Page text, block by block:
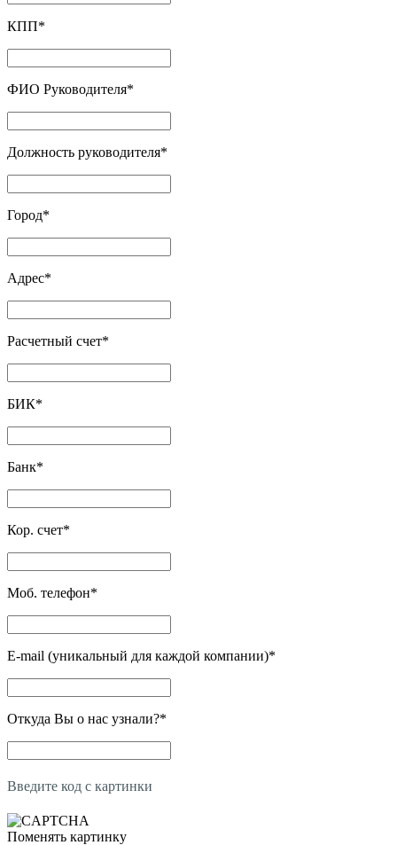
КПП*
ФИО Руководителя*
Должность руководителя*
Город*
Адрес*
Расчетный счет*
БИК*
Банк*
Кор. счет*
Моб. телефон*
E-mail (уникальный для каждой компании)*
Откуда Вы о нас узнали?*
Введите код с картинки
Поменять картинку